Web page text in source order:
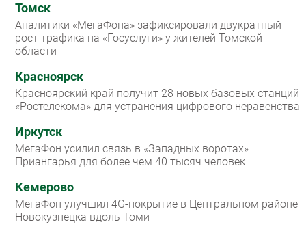
Томск
Аналитики «МегаФона» зафиксировали двукратный
рост трафика на «Госуслуги» у жителей Томской
области
Красноярск
Красноярский край получит 28 новых базовых станций
«Ростелекома» для устранения цифрового неравенства
Иркутск
МегаФон усилил связь в «Западных воротах»
Приангарья для более чем 40 тысяч человек
Кемерово
МегаФон улучшил 4G-покрытие в Центральном районе
Новокузнецка вдоль Томи